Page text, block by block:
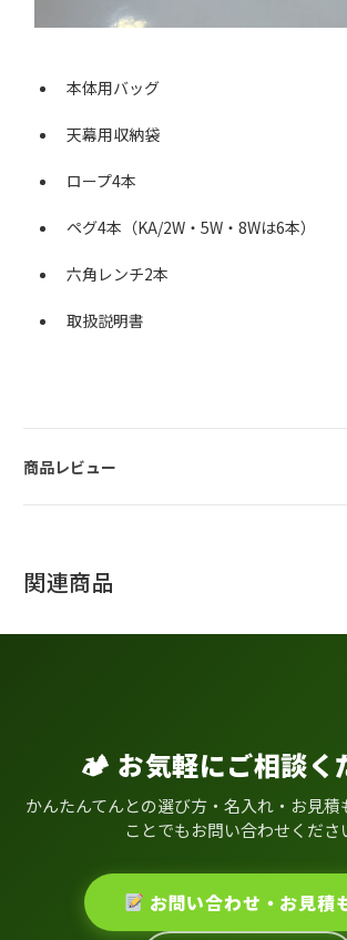
本体用バッグ
天幕用収納袋
ロープ4本
ペグ4本（KA/2W・5W・8Wは6本）
六角レンチ2本
取扱説明書
商品レビュー
関連商品
🏕 お気軽にご相談く
かんたんてんとの選び方・名入れ・お見積
ことでもお問い合わせくださ
お問い合わせ・お見積